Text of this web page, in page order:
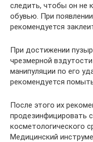
следить, чтобы он не
обувью. При
рекомендуется
При достижении
чрезмерной
манипуляции по его
рекомендуется
После этого их
продезинфицировать
косметологического
Медицинский